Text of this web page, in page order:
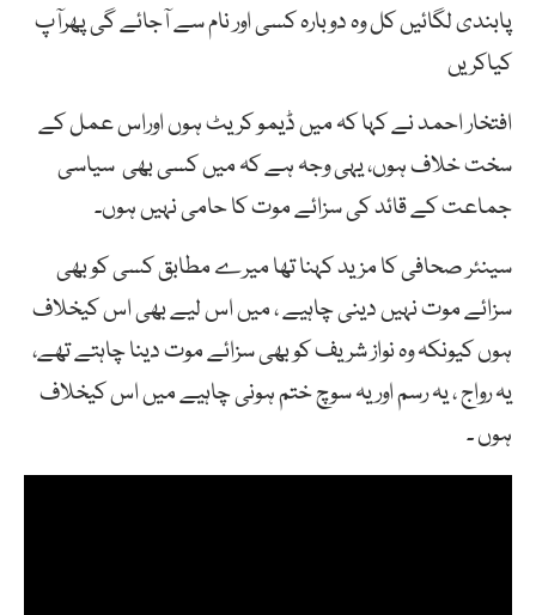
پابندی لگائیں کل وہ دوبارہ کسی اور نام سے آجائے گی پھرآپ
کیاکریں
افتخار احمد نے کہا کہ میں ڈیمو کریٹ ہوں اوراس عمل کے
سخت خلاف ہوں، یہی وجہ ہے کہ میں کسی بھی سیاسی
جماعت کے قائد کی سزائے موت کا حامی نہیں ہوں۔
سینئر صحافی کا مزید کہنا تھا میرے مطابق کسی کو بھی
سزائے موت نہیں دینی چاہیے ، میں اس لیے بھی اس کیخلاف
ہوں کیونکہ وہ نواز شریف کو بھی سزائے موت دینا چاہتے تھے،
یہ رواج ، یہ رسم اور یہ سوچ ختم ہونی چاہیے میں اس کیخلاف
ہوں ۔